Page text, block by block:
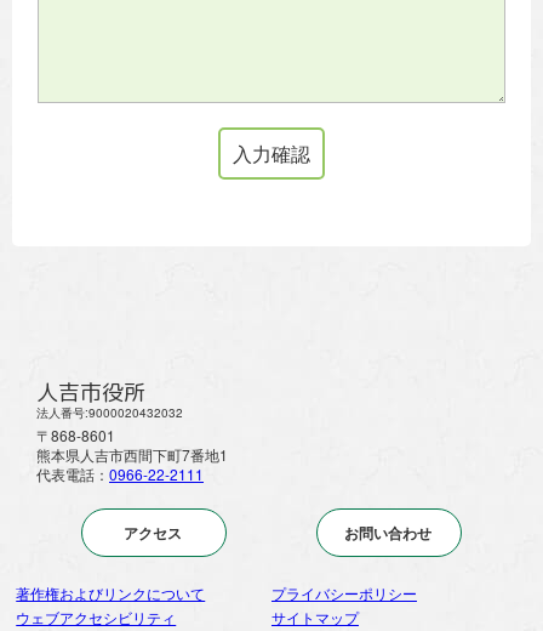
人吉市役所
法人番号:9000020432032
〒868-8601
熊本県人吉市西間下町7番地1
代表電話： 0966-22-2111
アクセス お問い合わせ
著作権およびリンクについて
プライバシーポリシー
ウェブアクセシビリティ
サイトマップ